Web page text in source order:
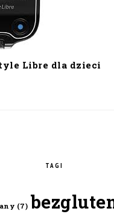
Libre dla dzieci
TAGI
(7)